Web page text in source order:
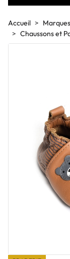
Accueil Marques
Chaussons et